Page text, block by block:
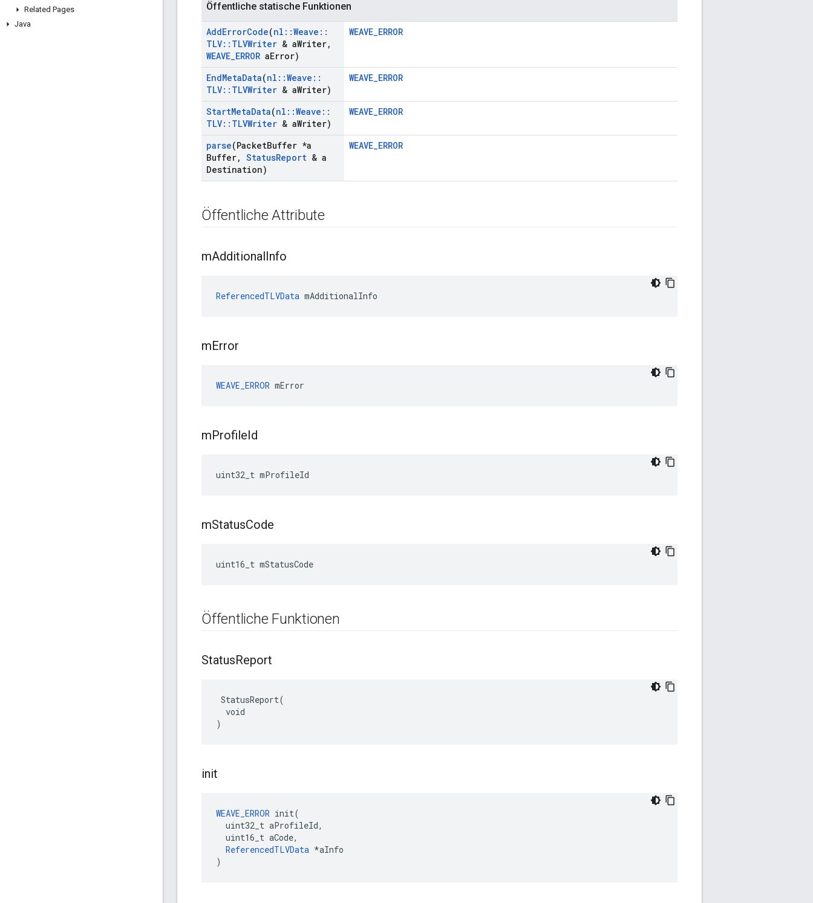
Related Pages
Java
Öffentliche statische Funktionen
AddErrorCode(nl ::Weave ::
TLV:: TLVWriter & aWriter,
WEAVE_ERROR aError)
WEAVE_ERROR
EndMetaData(nl ::Weave ::
TLV:: TLVWriter & aWriter)
WEAVE_ERROR
StartMetaData(nl ::Weave ::
TLV:: TLVWriter & aWriter)
WEAVE_ERROR
parse(PacketBuffer *a
Buffer, StatusReport & a
Destination)
WEAVE_ERROR
Öffentliche Attribute
mAdditionalInfo
ReferencedTLVData mAdditionalInfo
mError
WEAVE_ERROR mError
mProfileId
uint32_t mProfileId
mStatusCode
uint16_t mStatusCode
Öffentliche Funktionen
StatusReport
StatusReport(
  void
)
init
WEAVE_ERROR init(
  uint32_t aProfileId,
  uint16_t aCode,
ReferencedTLVData *aInfo
)